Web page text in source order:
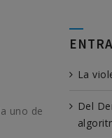
uno de
La
Del